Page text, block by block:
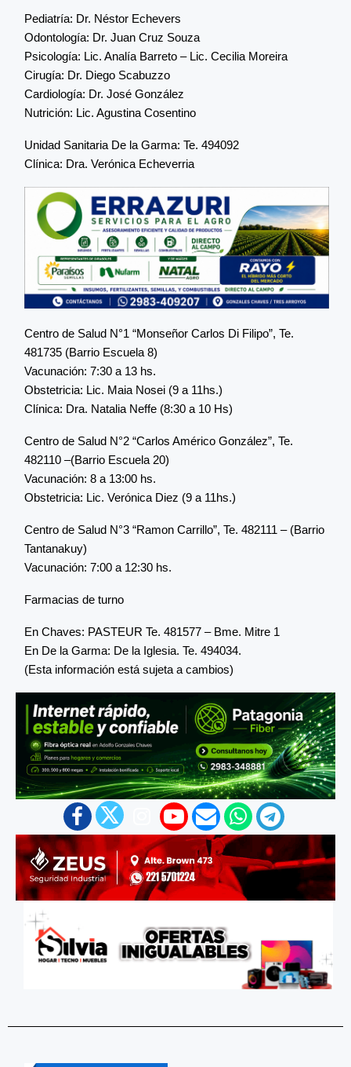
Pediatría: Dr. Néstor Echevers
Odontología: Dr. Juan Cruz Souza
Psicología: Lic. Analía Barreto – Lic. Cecilia Moreira
Cirugía: Dr. Diego Scabuzzo
Cardiología: Dr. José González
Nutrición: Lic. Agustina Cosentino
Unidad Sanitaria De la Garma: Te. 494092
Clínica: Dra. Verónica Echeverria
Centro de Salud N°1 “Monseñor Carlos Di Filipo”, Te.
481735 (Barrio Escuela 8)
Vacunación: 7:30 a 13 hs.
Obstetricia: Lic. Maia Nosei (9 a 11hs.)
Clínica: Dra. Natalia Neffe (8:30 a 10 Hs)
Centro de Salud N°2 “Carlos Américo González”, Te.
482110 –(Barrio Escuela 20)
Vacunación: 8 a 13:00 hs.
Obstetricia: Lic. Verónica Diez (9 a 11hs.)
Centro de Salud N°3 “Ramon Carrillo”, Te. 482111 – (Barrio
Tantanakuy)
Vacunación: 7:00 a 12:30 hs.
Farmacias de turno
En Chaves: PASTEUR Te. 481577 – Bme. Mitre 1
En De la Garma: De la Iglesia. Te. 494034.
(Esta información está sujeta a cambios)